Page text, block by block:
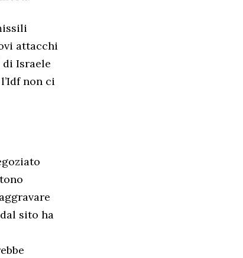
attacchi
Israele
non ci
sito ha